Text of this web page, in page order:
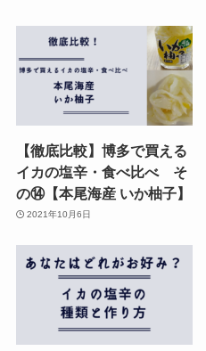
【徹底比較】博多で買える
イカの塩辛・食べ比べ そ
の⑭【本尾海産 いか柚子】
2021年10月6日